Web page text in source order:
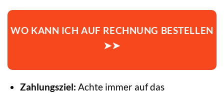
WO KANN ICH AUF RECHNUNG BESTELLEN
➤➤
Zahlungsziel: Achte immer auf das